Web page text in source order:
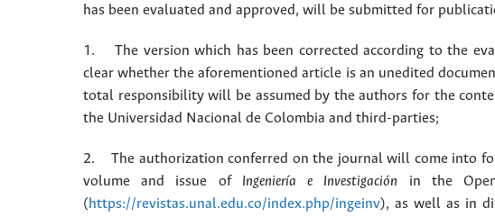
has been evaluated and approved, will be submitted for
1. The version which has been corrected according to the
clear whether the aforementioned article is an unedited
total responsibility will be assumed by the authors for the
the Universidad Nacional de Colombia and third-parties;
2. The authorization conferred on the journal will come into
volume and issue ofIngeniería e Investigación in the
(https://revistas.unal.edu.co/index.php/ingeinv), as well as in